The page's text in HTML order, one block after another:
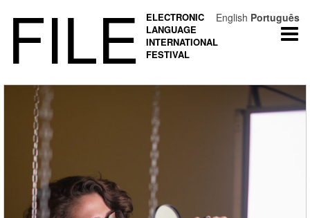
FILE
ELECTRONIC
LANGUAGE
INTERNATIONAL
FESTIVAL
English Português